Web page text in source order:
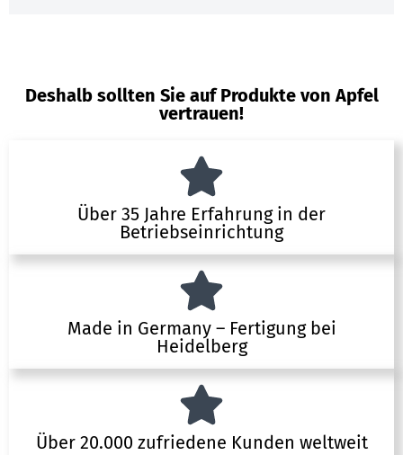
Deshalb sollten Sie auf Produkte von Apfel
vertrauen!
Über 35 Jahre Erfahrung in der
Betriebseinrichtung
Made in Germany – Fertigung bei
Heidelberg
Über 20.000 zufriedene Kunden weltweit